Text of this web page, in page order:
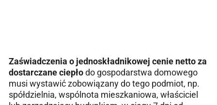
Zaświadczenia o jednoskładnikowej cenie netto za
dostarczane ciepłodo gospodarstwa domowego
musi wystawić zobowiązany do tego podmiot, np.
spółdzielnia, wspólnota mieszkaniowa, właściciel